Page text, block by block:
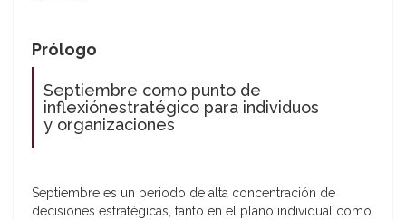
Prólogo
Septiembre como punto de
inflexiónestratégico para individuos
y organizaciones
Septiembre es un periodo de alta concentración de
decisiones estratégicas, tanto en el plano individual como